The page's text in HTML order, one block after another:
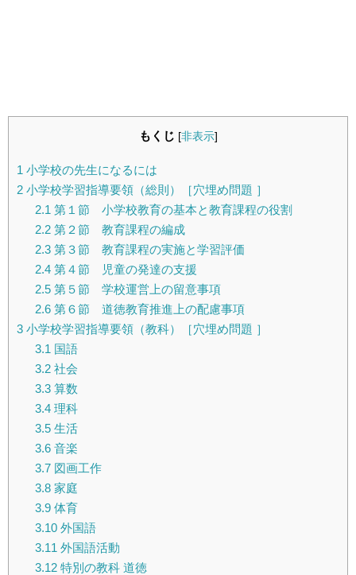
もくじ [非表示]
1 小学校の先生になるには
2 小学校学習指導要領（総則）［穴埋め問題 ］
2.1 第１節 小学校教育の基本と教育課程の役割
2.2第２節 教育課程の編成
2.3第３節 教育課程の実施と学習評価
2.4第４節 児童の発達の支援
2.5第５節 学校運営上の留意事項
2.6第６節 道徳教育推進上の配慮事項
3 小学校学習指導要領（教科）［穴埋め問題 ］
3.1 国語
3.2社会
3.3算数
3.4理科
3.5生活
3.6音楽
3.7図画工作
3.8家庭
3.9体育
3.10外国語
3.11 外国語活動
3.12特別の教科 道徳